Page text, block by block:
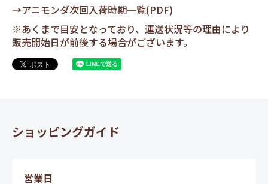
→アニモンダ次回入荷時期一覧(PDF)
※あくまで目安となっており、運送状況等の理由により
販売開始日が前後する場合がございます。
ショッピングガイド
営業日